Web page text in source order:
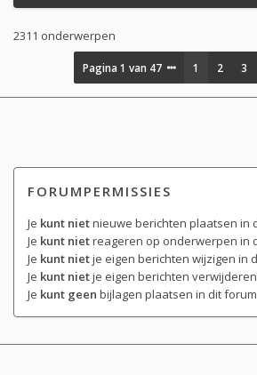
2311 onderwerpen
Pagina1 van 47 1 2 3
FORUMPERMISSIES
Je kunt nietnieuwe berichten plaatsen in
Je kunt nietreageren op onderwerpen in
Je kunt nietje eigen berichten wijzigen in
Je kunt nietje eigen berichten
Je kunt geen bijlagen plaatsen in dit forum